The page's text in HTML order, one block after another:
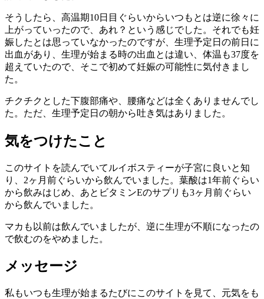
そうしたら、高温期10日目ぐらいからいつもとは逆に徐々に
上がっていったので、あれ？という感じでした。それでも妊
娠したとは思っていなかったのですが、生理予定日の前日に
出血があり、生理が始まる時の出血とは違い、体温も37度を
超えていたので、そこで初めて妊娠の可能性に気付きまし
た。
チクチクとした下腹部痛や、腰痛などは全くありませんでし
た。ただ、生理予定日の朝から吐き気はありました。
気をつけたこと
このサイトを読んでいてルイボスティーが子宮に良いと知
り、2ヶ月前ぐらいから飲んでいました。葉酸は1年前ぐらい
から飲みはじめ、あとビタミンEのサプリも3ヶ月前ぐらい
から飲んでいました。
マカも以前は飲んでいましたが、逆に生理が不順になったの
で飲むのをやめました。
メッセージ
私もいつも生理が始まるたびにこのサイトを見て、元気をも